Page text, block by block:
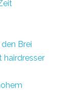
Brei
hairdresser